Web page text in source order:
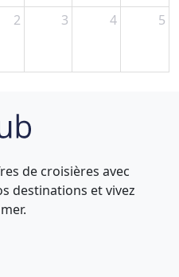
2 3 4 5
de croisières avec
destinations et vivez